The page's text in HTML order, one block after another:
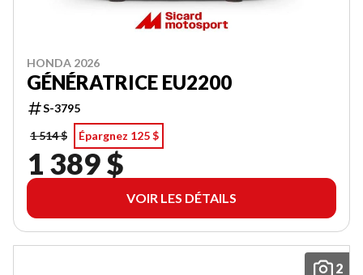
HONDA 2026
GÉNÉRATRICE EU2200
S-3795
1 514 $
Épargnez 125 $
1 389 $
VOIR LES DÉTAILS
2